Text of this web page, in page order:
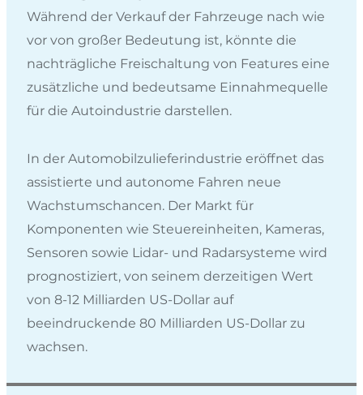
Während der Verkauf der Fahrzeuge nach wie
vor von großer Bedeutung ist, könnte die
nachträgliche Freischaltung von Features eine
zusätzliche und bedeutsame Einnahmequelle
für die Autoindustrie darstellen.
In der Automobilzulieferindustrie eröffnet das
assistierte und autonome Fahren neue
Wachstumschancen. Der Markt für
Komponenten wie Steuereinheiten, Kameras,
Sensoren sowie Lidar- und Radarsysteme wird
prognostiziert, von seinem derzeitigen Wert
von 8-12 Milliarden US-Dollar auf
beeindruckende 80 Milliarden US-Dollar zu
wachsen.